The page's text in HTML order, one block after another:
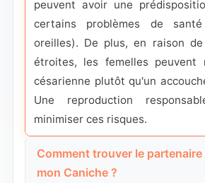
peuvent avoir une
certains problèmes de
oreilles). De plus, en raison
étroites, les femelles peuvent
césarienne plutôt qu'un
Une reproduction
minimiser ces risques.
Comment trouver le
mon Caniche ?